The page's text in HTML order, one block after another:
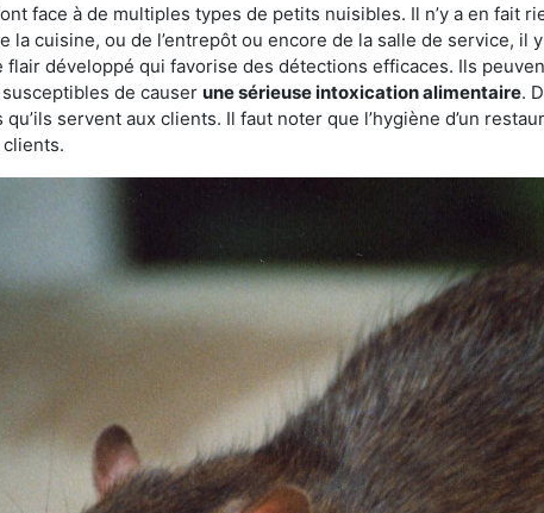
face à de multiples types de petits nuisibles. Il n’y a en fait
la cuisine, ou de l’entrepôt ou encore de la salle de service,
développé qui favorise des détections efficaces. Ils
de causer une sérieuse intoxication alimentaire.
servent aux clients. Il faut noter que l’hygiène d’un